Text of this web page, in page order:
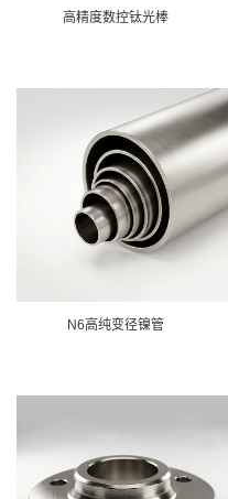
高精度数控钛光棒
N6高纯变径镍管